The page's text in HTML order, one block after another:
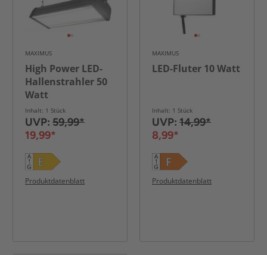
MAXIMUS
High Power LED-
Hallenstrahler 50
Watt
Inhalt: 1 Stück
UVP: 59,99*
19,99*
Produktdatenblatt
MAXIMUS
LED-Fluter 10 Watt
Inhalt: 1 Stück
UVP: 14,99*
8,99*
Produktdatenblatt